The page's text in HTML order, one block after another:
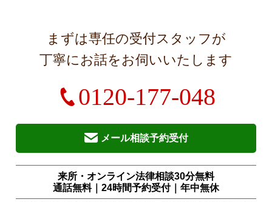
まずは専任の受付スタッフが
丁寧にお話をお伺いいたします
0120-177-048
メール相談予約受付
来所・オンライン法律相談30分無料
通話無料｜24時間予約受付｜ 年中無休